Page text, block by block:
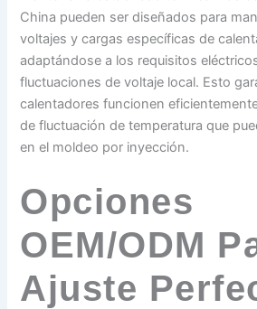
China pueden ser diseñados para
voltajes y cargas específicas de
adaptándose a los requisitos
fluctuaciones de voltaje local. Esto
calentadores funcionen
de fluctuación de temperatura que
en el moldeo por inyección.
Opciones
OEM/ODM
Ajuste